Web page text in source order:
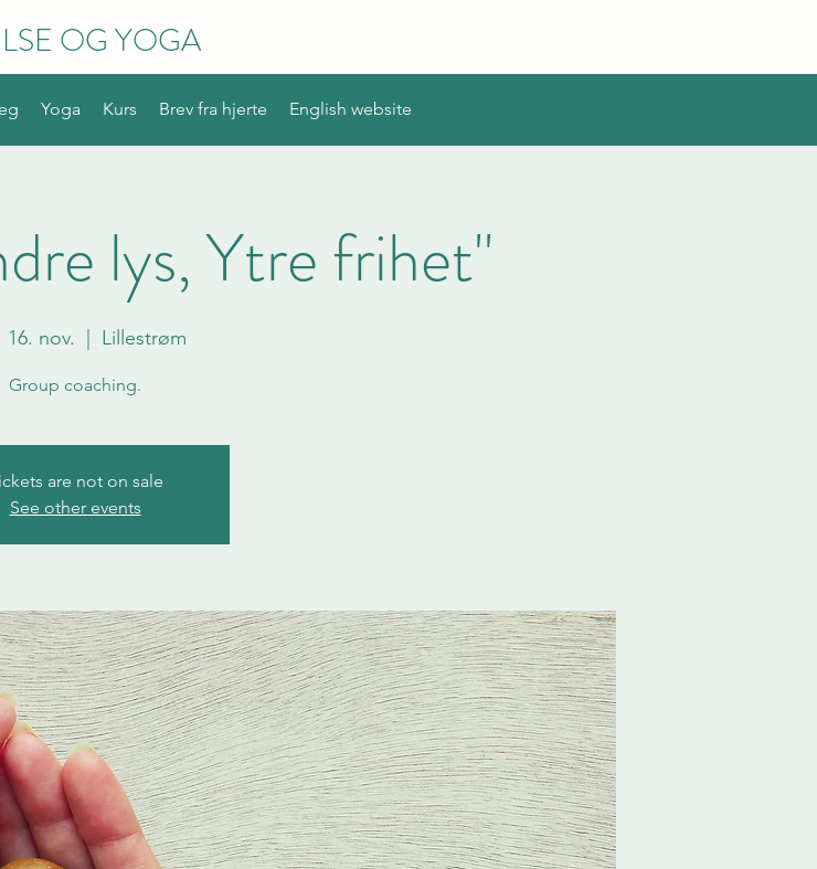
OG YOGA
Yoga Kurs Brev fra hjerte English website
lys, Ytre frihet"
16. nov. Lillestrøm
Group coaching.
are not on sale
See other events